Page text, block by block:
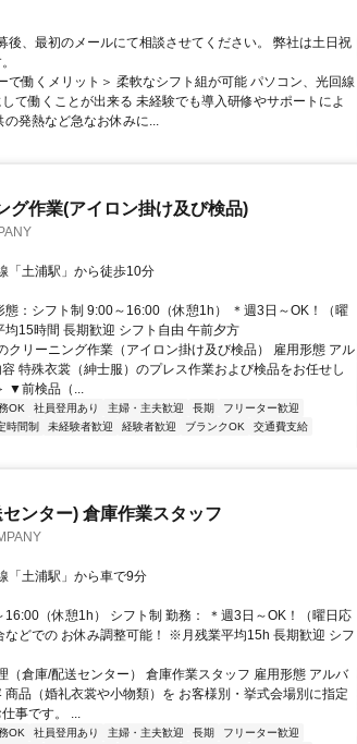
後、最初のメールにて相談させてください。 弊社は土日祝
で働くメリット＞ 柔軟なシフト組が可能 パソコン、光回線
て働くことが出来る 未経験でも導入研修やサポートによ
の発熱など急なお休みに...
グ作業(アイロン掛け及び検品)
「土浦駅」から徒歩10分
態：シフト制 9:00～16:00（休憩1h） ＊週3日～OK！（曜
均15時間 長期歓迎 シフト自由 午前夕方
クリーニング作業（アイロン掛け及び検品） 雇用形態 アル
特殊衣裳（紳士服）のプレス作業および検品をお任せし
▼前検品（...
OK 社員登用あり 主婦・主夫歓迎 長期
フリーター歓迎
時間制 未経験者歓迎 経験者歓迎 ブランクOK
交通費支給
ンター) 倉庫作業スタッフ
「土浦駅」から車で9分
16:00（休憩1h） シフト制 勤務： ＊週3日～OK！（曜日応
などでの お休み調整可能！ ※月残業平均15h 長期歓迎 シフ
（倉庫/配送センター） 倉庫作業スタッフ 雇用形態 アルバ
商品（婚礼衣裳や小物類）を お客様別・挙式会場別に指定
事です。 ...
OK 社員登用あり 主婦・主夫歓迎 長期
フリーター歓迎